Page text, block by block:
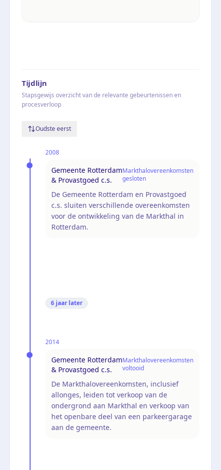
Tijdlijn
Stapsgewijs overzicht van de relevante gebeurtenissen en
procesverloop
Oudste eerst
2008
Gemeente Rotterdam
& Provastgoed c.s.
Markthalovereenkomsten
gesloten
De Gemeente Rotterdam en Provastgoed
c.s. sluiten verschillende overeenkomsten
voor de ontwikkeling van de Markthal in
Rotterdam.
6 jaar later
2014
Gemeente Rotterdam
& Provastgoed c.s.
Markthalovereenkomsten
voltooid
De Markthalovereenkomsten, inclusief
allonges, leiden tot verkoop van de
ondergrond aan Markthal en verkoop van
het openbare deel van een parkeergarage
aan de gemeente.